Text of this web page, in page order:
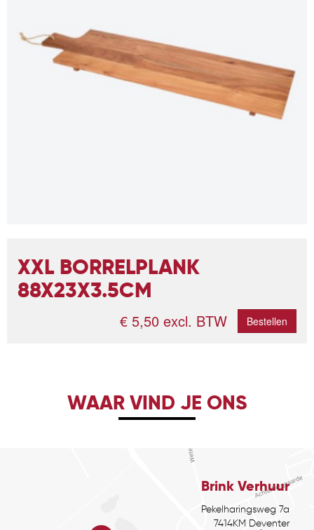
XXL BORRELPLANK
88X23X3.5CM
Bestellen
€ 5,50 excl. BTW
WAAR VIND JE ONS
Brink Verhuur
Pekelharingsweg 7a
7414KM Deventer